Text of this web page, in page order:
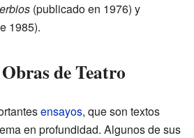
(publicado en 1976) y
1985).
de Teatro
ensayos, que son textos
en profundidad. Algunos de sus